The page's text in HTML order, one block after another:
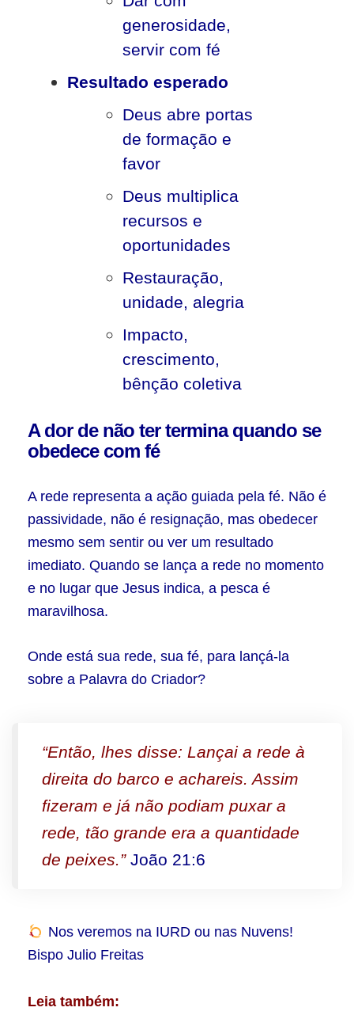
generosidade,
servir com fé
Resultado esperado
Deus abre portas
de formação e
favor
Deus multiplica
recursos e
oportunidades
Restauração,
unidade, alegria
Impacto,
crescimento,
bênção coletiva
A dor de não ter termina quando se
obedece com fé
A rede representa a ação guiada pela fé. Não é
passividade, não é resignação, mas obedecer
mesmo sem sentir ou ver um resultado
imediato. Quando se lança a rede no momento
e no lugar que Jesus indica, a pesca é
maravilhosa.
Onde está sua rede, sua fé, para lançá-la
sobre a Palavra do Criador?
“Então, lhes disse: Lançai a rede à
direita do barco e achareis. Assim
fizeram e já não podiam puxar a
rede, tão grande era a quantidade
de peixes.” João 21:6
Nos veremos na IURD ou nas Nuvens!
Bispo Julio Freitas
Leia também: